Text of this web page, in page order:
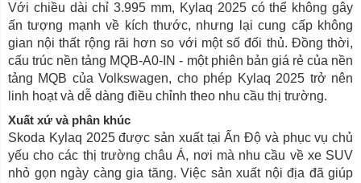
Với chiều dài chỉ 3.995 mm, Kylaq 2025 có thể không gây
ấn tượng mạnh về kích thước, nhưng lại cung cấp không
gian nội thất rộng rãi hơn so với một số đối thủ. Đồng thời,
cấu trúc nền tảng MQB-A0-IN - một phiên bản giá rẻ của nền
tảng MQB của Volkswagen, cho phép Kylaq 2025 trở nên
linh hoạt và dễ dàng điều chỉnh theo nhu cầu thị trường.
Xuất xứ và phân khúc
Skoda Kylaq 2025 được sản xuất tại Ấn Độ và phục vụ chủ
yếu cho các thị trường châu Á, nơi mà nhu cầu về xe SUV
nhỏ gọn ngày càng gia tăng. Việc sản xuất nội địa đã giúp